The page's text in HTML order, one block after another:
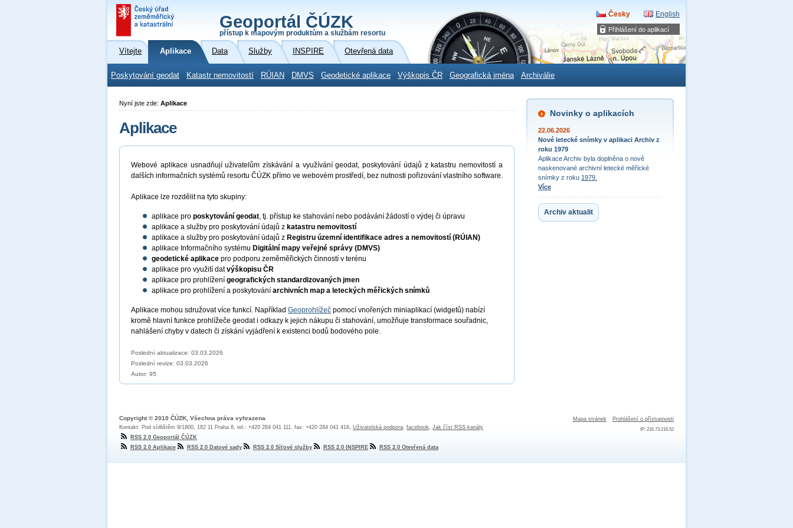
Přihlášení do aplikací
Geoportál ČÚZK
přístup k mapovým produktům a službám resortu
Česky English
Vítejte Aplikace Data Služby INSPIRE Otevřená data
Poskytování geodat Katastr nemovitostí RÚIAN DMVS Geodetické aplikace Výškopis ČR Geografická jména Archiválie
Novinky o aplikacích
22.06.2026
Nové letecké snímky v aplikaci Archiv z
roku 1979
Aplikace Archiv byla doplněna o nově
naskenované archivní letecké měřické
snímky z roku 1979.
Více
Archiv aktualit
Nyní jste zde: Aplikace
Aplikace
Webové aplikace usnadňují uživatelům získávání a využívání geodat, poskytování údajů z katastru nemovitostí a
dalších informačních systémů resortu ČÚZK přímo ve webovém prostředí, bez nutnosti pořizování vlastního software.
Aplikace lze rozdělit na tyto skupiny:
aplikace pro poskytování geodat, tj. přístup ke stahování nebo podávání žádostí o výdej či úpravu
aplikace a služby pro poskytování údajů z katastru nemovitostí
aplikace a služby pro poskytování údajů z Registru územní identifikace adres a nemovitostí (RÚIAN)
aplikace Informačního systému Digitální mapy veřejné správy (DMVS)
geodetické aplikace pro podporu zeměměřických činností v terénu
aplikace pro využití datvýškopisu ČR
aplikace pro prohlížení geografických standardizovaných jmen
aplikace pro prohlížení a poskytování archivních map a leteckých měřických snímků
Aplikace mohou sdružovat více funkcí. Například Geoprohlížeč pomocí vnořených miniaplikací (widgetů) nabízí
kromě hlavní funkce prohlížeče geodat i odkazy k jejich nákupu či stahování, umožňuje transformace souřadnic,
nahlášení chyby v datech či získání vyjádření k existenci bodů bodového pole.
Poslední aktualizace: 03.03.2026
Poslední revize: 03.03.2026
Autor: 95
Mapa stránek Prohlášení o přístupnosti
IP: 216.73.216.52
Copyright © 2010 ČÚZK, Všechna práva vyhrazena
Kontakt: Pod sídlištěm 9/1800, 182 11 Praha 8, tel.: +420 284 041 111, fax: +420 284 041 416, Uživatelská podpora, facebook, Jak číst RSS kanály
RSS 2.0 Geoportál ČÚZK
RSS 2.0 Aplikace
RSS 2.0 Datové sady RSS 2.0 Síťové služby RSS 2.0 INSPIRE RSS 2.0 Otevřená data